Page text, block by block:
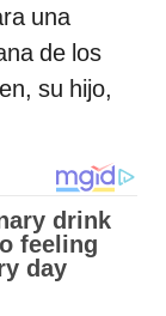
una
de los
su hijo,